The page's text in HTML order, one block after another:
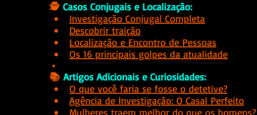
🕵️ Casos Conjugais e Localização:
Investigação Conjugal Completa
Descobrir traição
Localização e Encontro de Pessoas
Os 16 principais golpes da atualidade
📚 Artigos Adicionais e Curiosidades:
O que você faria se fosse o detetive?
Agência de Investigação: O Casal Perfeito
Mulheres traem melhor do que os homens?